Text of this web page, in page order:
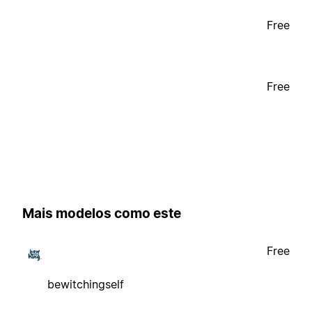
Free
Free
Mais modelos como este
bewitchingself
Free